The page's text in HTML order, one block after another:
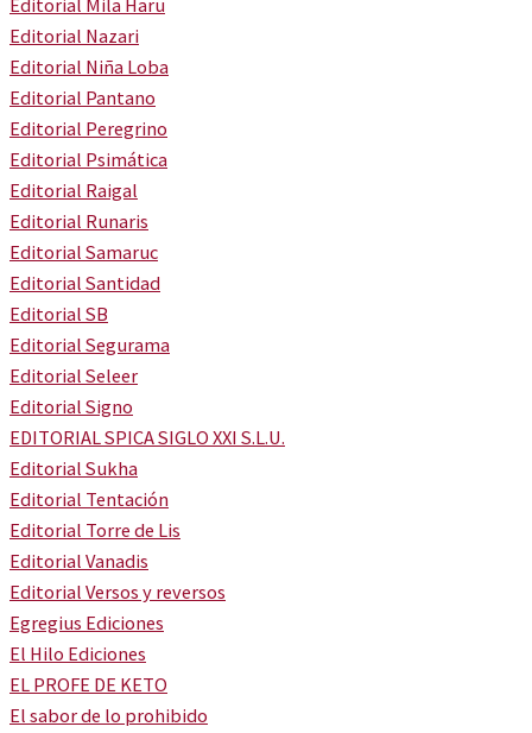
Editorial Mila Haru
Editorial Nazari
Editorial Niña Loba
Editorial Pantano
Editorial Peregrino
Editorial Psimática
Editorial Raigal
Editorial Runaris
Editorial Samaruc
Editorial Santidad
Editorial SB
Editorial Segurama
Editorial Seleer
Editorial Signo
EDITORIAL SPICA SIGLO XXI S.L.U.
Editorial Sukha
Editorial Tentación
Editorial Torre de Lis
Editorial Vanadis
Editorial Versos y reversos
Egregius Ediciones
El Hilo Ediciones
EL PROFE DE KETO
El sabor de lo prohibido